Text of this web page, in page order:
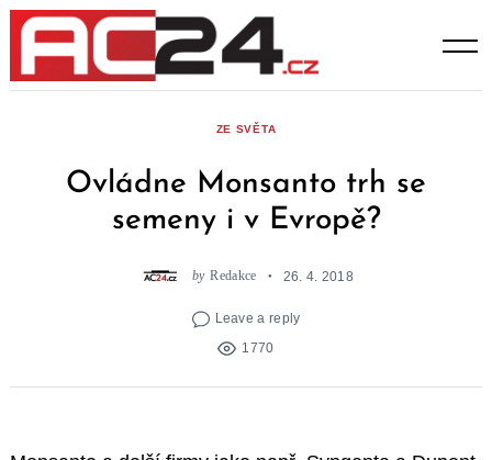
Skip
content
ZE SVĚTA
Ovládne Monsanto trh se
semeny i v Evropě?
by Redakce 26. 4. 2018
Leave a reply
1770